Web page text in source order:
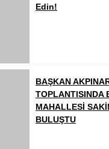
Edin!
BAŞKAN
TOPLANTISINDA
MAHALLESİ
BULUŞTU